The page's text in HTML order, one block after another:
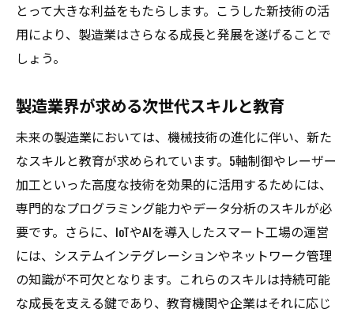
とって大きな利益をもたらします。こうした新技術の活
用により、製造業はさらなる成長と発展を遂げることで
しょう。
製造業界が求める次世代スキルと教育
未来の製造業においては、機械技術の進化に伴い、新た
なスキルと教育が求められています。5軸制御やレーザー
加工といった高度な技術を効果的に活用するためには、
専門的なプログラミング能力やデータ分析のスキルが必
要です。さらに、IoTやAIを導入したスマート工場の運営
には、システムインテグレーションやネットワーク管理
の知識が不可欠となります。これらのスキルは持続可能
な成長を支える鍵であり、教育機関や企業はそれに応じ